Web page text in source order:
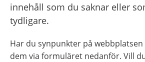
innehåll som du saknar eller
tydligare.
Har du synpunkter på webbplatsen
dem via formuläret nedanför. Vill